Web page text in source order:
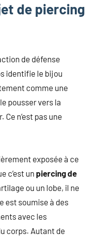
de piercing
de défense
identifie le bijou
comme une
pousser vers la
Ce n’est pas une
exposée à ce
c’est un piercing de
ou un lobe, il ne
est soumise à des
avec les
corps. Autant de